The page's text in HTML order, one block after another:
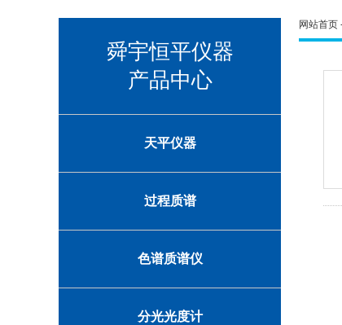
舜宇恒平仪器
产品中心
天平仪器
过程质谱
色谱质谱仪
分光光度计
网站首页